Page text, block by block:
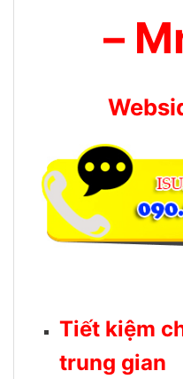
–
Tiết kiệm
trung gian